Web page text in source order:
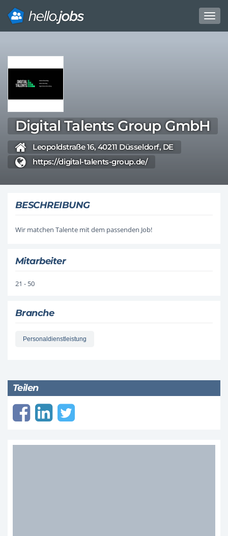
Digital Talents Group GmbH
Leopoldstraße 16, 40211 Düsseldorf, DE
https://digital-talents-group.de/
BESCHREIBUNG
Wir matchen Talente mit dem passenden Job!
Mitarbeiter
21 - 50
Branche
Personaldienstleistung
Teilen